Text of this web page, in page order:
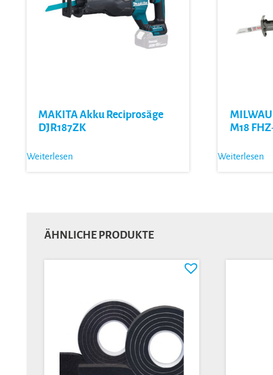
MAKITA Akku Reciprosäge
DJR187ZK
Weiterlesen
M18
Weiterlesen
ÄHNLICHE PRODUKTE